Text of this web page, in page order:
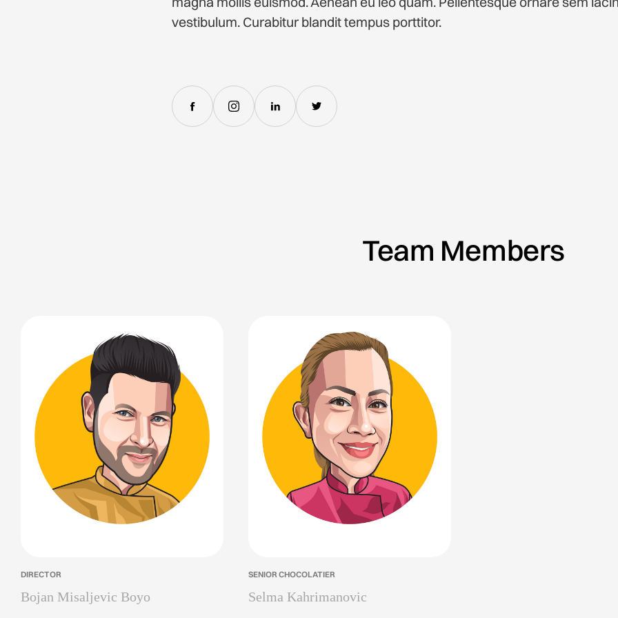
vestibulum. Curabitur blandit tempus porttitor.
Team Members
DIRECTOR
Bojan Misaljevic Boyo
SENIOR CHOCOLATIER
Selma Kahrimanovic